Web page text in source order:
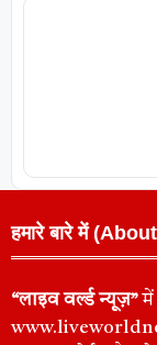
हमारे बारे में
“लाइव वर्ल्ड न्यूज़”में